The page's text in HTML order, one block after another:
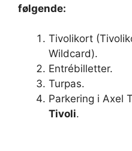
følgende:
Tivolikort
Wildcard).
Entrébilletter.
Turpas.
Parkering i Axel
Tivoli.